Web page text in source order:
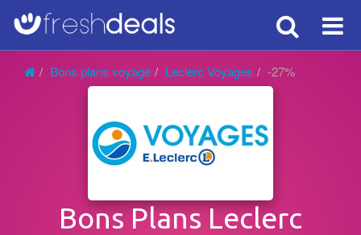
Search
Bons plans voyage Leclerc Voyages -27%
Bons Plans Leclerc